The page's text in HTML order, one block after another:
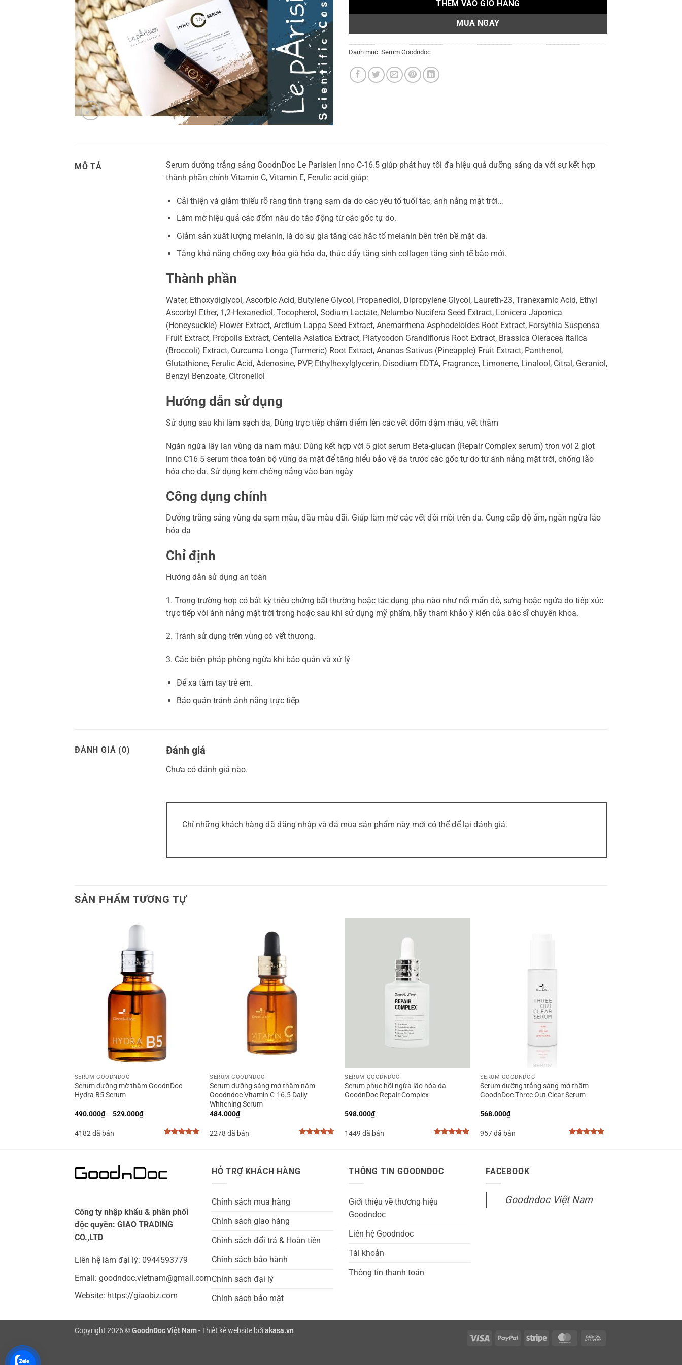
THÊM VÀO GIỎ HÀNG
MUA NGAY
Danh mục: Serum Goodndoc
MÔ TẢ
Serum dưỡng trắng sáng GoodnDoc Le Parisien Inno C-16.5 giúp phát huy tối đa hiệu quả dưỡng sáng da với sự kết hợp
thành phần chính Vitamin C, Vitamin E, Ferulic acid giúp:
Cải thiện và giảm thiểu rõ ràng tình trạng sạm da do các yêu tố tuổi tác, ánh nắng mặt trời…
Làm mờ hiệu quả các đốm nâu do tác động từ các gốc tự do.
Giảm sản xuất lượng melanin, là do sự gia tăng các hắc tố melanin bên trên bề mặt da.
Tăng khả năng chống oxy hóa già hóa da, thúc đẩy tăng sinh collagen tăng sinh tế bào mới.
Thành phần
Water, Ethoxydiglycol, Ascorbic Acid, Butylene Glycol, Propanediol, Dipropylene Glycol, Laureth-23, Tranexamic Acid, Ethyl
Ascorbyl Ether, 1,2-Hexanediol, Tocopherol, Sodium Lactate, Nelumbo Nucifera Seed Extract, Lonicera Japonica
(Honeysuckle) Flower Extract, Arctium Lappa Seed Extract, Anemarrhena Asphodeloides Root Extract, Forsythia Suspensa
Fruit Extract, Propolis Extract, Centella Asiatica Extract, Platycodon Grandiflorus Root Extract, Brassica Oleracea Italica
(Broccoli) Extract, Curcuma Longa (Turmeric) Root Extract, Ananas Sativus (Pineapple) Fruit Extract, Panthenol,
Glutathione, Ferulic Acid, Adenosine, PVP, Ethylhexylglycerin, Disodium EDTA, Fragrance, Limonene, Linalool, Citral, Geraniol,
Benzyl Benzoate, Citronellol
Hướng dẫn sử dụng
Sử dụng sau khi làm sạch da, Dùng trực tiếp chấm điểm lên các vết đốm đậm màu, vết thâm
Ngăn ngừa lây lan vùng da nam màu: Dùng kết hợp với 5 glot serum Beta-glucan (Repair Complex serum) tron với 2 giọt
inno C16 5 serum thoa toàn bộ vùng da mặt để tăng hiểu bảo vệ da trước các gốc tự do từ ánh nắng mặt trời, chống lão
hóa cho da. Sử dụng kem chống nắng vào ban ngày
Công dụng chính
Dưỡng trắng sáng vùng da sạm màu, đầu màu đãi. Giúp làm mờ các vết đồi mồi trên da. Cung cấp độ ẩm, ngăn ngừa lão
hóa da
Chỉ định
Hướng dẫn sử dụng an toàn
1. Trong trường hợp có bất kỳ triệu chứng bất thường hoặc tác dụng phụ nào như nổi mẩn đỏ, sưng hoặc ngứa do tiếp xúc
trực tiếp với ánh nắng mặt trời trong hoặc sau khi sử dụng mỹ phẩm, hãy tham khảo ý kiến ​​của bác sĩ chuyên khoa.
2. Tránh sử dụng trên vùng có vết thương.
3. Các biện pháp phòng ngừa khi bảo quản và xử lý
Để xa tầm tay trẻ em.
Bảo quản tránh ánh nắng trực tiếp
ĐÁNH GIÁ (0) Đánh giá
Chưa có đánh giá nào.
Chỉ những khách hàng đã đăng nhập và đã mua sản phẩm này mới có thể để lại đánh giá.
SẢN PHẨM TƯƠNG TỰ
SERUM GOODNDOC
Serum dưỡng mờ thâm GoodnDoc
Hydra B5 Serum
490.000₫ – 529.000₫Khoảng
giá:
490.000₫
4182 đã bán
SERUM GOODNDOC
Serum dưỡng sáng mờ thâm nám
Goodndoc Vitamin C-16.5 Daily
Whitening Serum
484.000₫
2278 đã bán
SERUM GOODNDOC
Serum phục hồi ngừa lão hóa da
GoodnDoc Repair Complex
598.000₫
1449 đã bán
SERUM GOODNDOC
Serum dưỡng trắng sáng mờ thâm
GoodnDoc Three Out Clear Serum
568.000₫
957 đã bán
Công ty nhập khẩu & phân phối
độc quyền: GIAO TRADING
CO.,LTD
Liên hệ làm đại lý: 0944593779
Email: goodndoc.vietnam@gmail.com
Website: https://giaobiz.com
HỖ TRỢ KHÁCH HÀNG
Chính sách mua hàng
Chính sách giao hàng
Chính sách đổi trả & Hoàn tiền
Chính sách bảo hành
Chính sách đại lý
Chính sách bảo mật
THÔNG TIN GOODNDOC
Giới thiệu về thương hiệu
Goodndoc
Liên hệ Goodndoc
Tài khoản
Thông tin thanh toán
FACEBOOK
Goodndoc Việt Nam
Visa PayPal Stripe MasterCard
Copyright 2026 ©GoodnDoc Việt Nam- Thiết kế website bởiakasa.vn